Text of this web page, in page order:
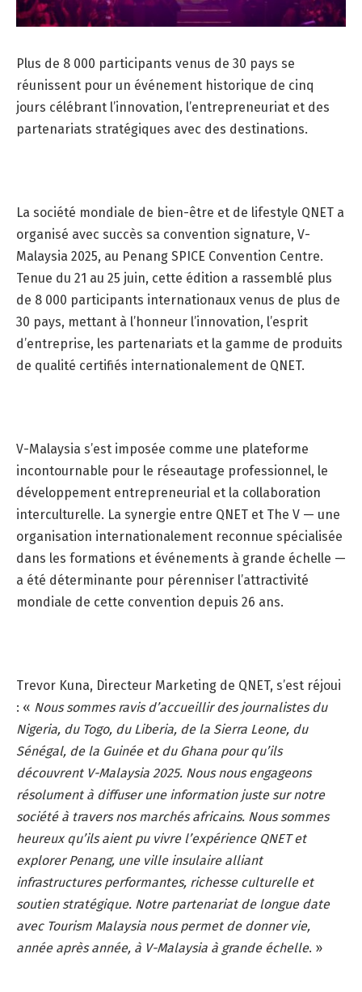
Plus de 8 000 participants venus de 30 pays se
réunissent pour un événement historique de cinq
jours célébrant l’innovation, l’entrepreneuriat et des
partenariats stratégiques avec des destinations.
La société mondiale de bien-être et de lifestyle QNET a
organisé avec succès sa convention signature, V-
Malaysia 2025, au Penang SPICE Convention Centre.
Tenue du 21 au 25 juin, cette édition a rassemblé plus
de 8 000 participants internationaux venus de plus de
30 pays, mettant à l’honneur l’innovation, l’esprit
d’entreprise, les partenariats et la gamme de produits
de qualité certifiés internationalement de QNET.
V-Malaysia s’est imposée comme une plateforme
incontournable pour le réseautage professionnel, le
développement entrepreneurial et la collaboration
interculturelle. La synergie entre QNET et The V — une
organisation internationalement reconnue spécialisée
dans les formations et événements à grande échelle —
a été déterminante pour pérenniser l’attractivité
mondiale de cette convention depuis 26 ans.
Trevor Kuna, Directeur Marketing de QNET, s’est réjoui
: « Nous sommes ravis d’accueillir des journalistes du
Nigeria, du Togo, du Liberia, de la Sierra Leone, du
Sénégal, de la Guinée et du Ghana pour qu’ils
découvrent V-Malaysia 2025. Nous nous engageons
résolument à diffuser une information juste sur notre
société à travers nos marchés africains. Nous sommes
heureux qu’ils aient pu vivre l’expérience QNET et
explorer Penang, une ville insulaire alliant
infrastructures performantes, richesse culturelle et
soutien stratégique. Notre partenariat de longue date
avec Tourism Malaysia nous permet de donner vie,
année après année, à V-Malaysia à grande échelle. »